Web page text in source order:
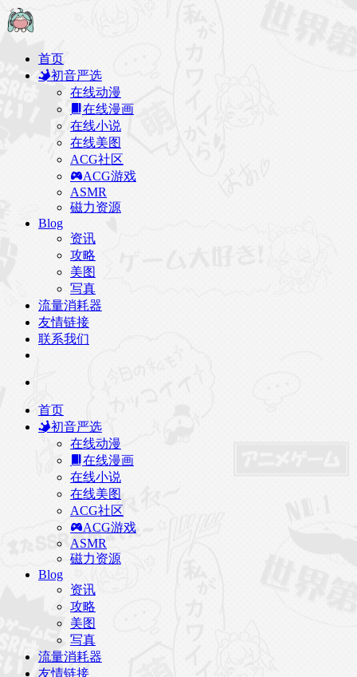
首页
初音严选
在线动漫
在线漫画
在线小说
在线美图
ACG社区
ACG游戏
ASMR
磁力资源
Blog
资讯
攻略
美图
写真
流量消耗器
友情链接
联系我们
首页
初音严选
在线动漫
在线漫画
在线小说
在线美图
ACG社区
ACG游戏
ASMR
磁力资源
Blog
资讯
攻略
美图
写真
流量消耗器
友情链接